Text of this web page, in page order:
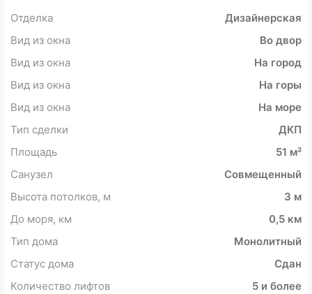
Отделка
Дизайнерская
Вид из окна
Во двор
Вид из окна
На город
Вид из окна
На горы
Вид из окна
На море
Тип сделки
ДКП
Площадь
51 м²
Санузел
Совмещенный
Высота потолков, м
3 м
До моря, км
0,5 км
Тип дома
Монолитный
Статус дома
Сдан
Количество лифтов
5 и более